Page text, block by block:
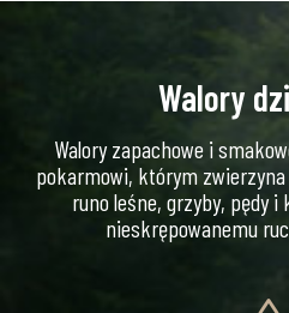
Walory
Walory zapachowe i
pokarmowi, którym
runo leśne, grzyby, pędy i
nieskrępowanemu